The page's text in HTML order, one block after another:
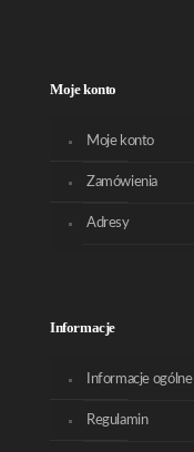
Moje konto
Moje konto
Zamówienia
Adresy
Informacje
Informacje ogólne
Regulamin